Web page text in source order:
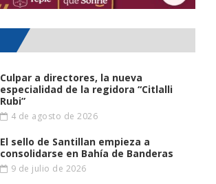
Culpar a directores, la nueva
especialidad de la regidora “Citlalli
Rubi”
4 de agosto de 2026
El sello de Santillan empieza a
consolidarse en Bahía de Banderas
9 de julio de 2026